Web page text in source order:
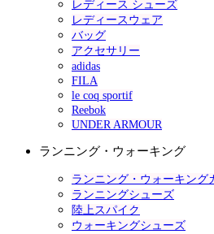
レディース シューズ
レディースウェア
バッグ
アクセサリー
adidas
FILA
le coq sportif
Reebok
UNDER ARMOUR
ランニング・ウォーキング
ランニング・ウォーキング
ランニングシューズ
陸上スパイク
ウォーキングシューズ